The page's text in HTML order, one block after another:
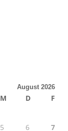
August 2026
M D F
5 6 7